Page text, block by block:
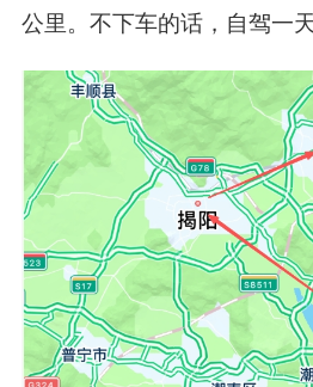
公里。不下车的话，自驾一